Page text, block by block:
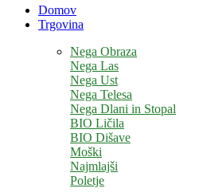
Domov
Trgovina
Nega Obraza
Nega Las
Nega Ust
Nega Telesa
Nega Dlani in Stopal
BIO Ličila
BIO Dišave
Moški
Najmlajši
Poletje